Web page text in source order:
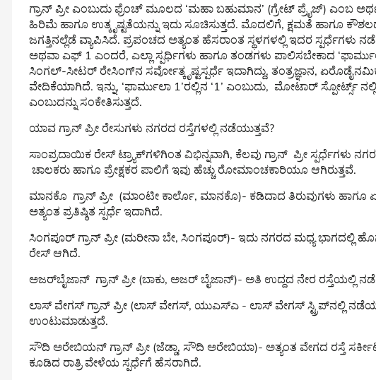
ಗ್ರಾನ್ ಪ್ರೀ ಎಂಬುದು ಫ್ರೆಂಚ್ ಮೂಲದ ‘ಮಹಾ ಬಹುಮಾನ’ (ಗ್ರೇಟ್ ಪ್ರೈಜ್) ಎಂಬ ಅರ್ಥ
ಹಿರಿಮೆ ಹಾಗೂ ಉತ್ಕೃಷ್ಟತೆಯನ್ನು ಇದು ಸೂಚಿಸುತ್ತದೆ. ಮೊದಲಿಗೆ, ಕ್ಷಮತೆ ಹಾಗೂ
ಜಗತ್ತಿನಲ್ಲೆಡೆ ವ್ಯಾಪಿಸಿದೆ. ಪ್ರಪಂಚದ ಅತ್ಯಂತ ಹೆಸರಾಂತ ಸ್ಥಳಗಳಲ್ಲಿ ಇದರ ಸ್ಪರ್ಧೆಗಳು
ಅಥವಾ ಎಫ್ 1 ಎಂದರೆ, ಎಲ್ಲಾ ಸ್ಪರ್ಧಿಗಳು ಹಾಗೂ ತಂಡಗಳು ಪಾಲಿಸಬೇಕಾದ
ಸಿಂಗಲ್-ಸೀಟರ್ ರೇಸಿಂಗ್‌ನ ಸರ್ವೋತ್ಕೃಷ್ಟಸ್ಪರ್ಧೆ ಇದಾಗಿದ್ದು, ತಂತ್ರಜ್ಞಾನ,
ವೇದಿಕೆಯಾಗಿದೆ. ಇನ್ನು, ‘ಫಾರ್ಮುಲಾ 1’ರಲ್ಲಿನ ‘1’ ಎಂಬುದು, ಮೋಟಾರ್ ಸ್ಪೋರ್ಟ್ಸ್
ಎಂಬುದನ್ನು ಸಂಕೇತಿಸುತ್ತದೆ.
ಯಾವ ಗ್ರಾನ್ ಪ್ರೀ ರೇಸುಗಳು ನಗರದ ರಸ್ತೆಗಳಲ್ಲಿ ನಡೆಯುತ್ತವೆ?
ಸಾಂಪ್ರದಾಯಿಕ ರೇಸ್ ಟ್ರ್ಯಾಕ್‌ಗಳಿಗಿಂತ ವಿಭಿನ್ನವಾಗಿ, ಕೆಲವು ಗ್ರಾನ್ ಪ್ರೀ ಸ್ಪರ್ಧೆಗಳು
ಚಾಲಕರು ಹಾಗೂ ಪ್ರೇಕ್ಷಕರ ಪಾಲಿಗೆ ಇವು ಹೆಚ್ಚು ರೋಮಾಂಚಕಾರಿಯೂ ಆಗಿರುತ್ತವೆ.
ಮಾನಕೊ ಗ್ರಾನ್ ಪ್ರೀ (ಮಾಂಟೀ ಕಾರ್ಲೊ, ಮಾನಕೊ)- ಕಡಿದಾದ ತಿರುವುಗಳು
ಅತ್ಯಂತ ಪ್ರತಿಷ್ಠಿತ ಸ್ಪರ್ಧೆ ಇದಾಗಿದೆ.
ಸಿಂಗಪೂರ್ ಗ್ರಾನ್ ಪ್ರೀ (ಮರೀನಾ ಬೇ, ಸಿಂಗಪೂರ್)- ಇದು ನಗರದ ಮಧ್ಯ ಭಾಗದಲ್ಲಿ
ರೇಸ್ ಆಗಿದೆ.
ಅಜರ್‌ಬೈಜಾನ್ ಗ್ರಾನ್ ಪ್ರೀ (ಬಾಕು, ಅಜರ್ ಬೈಜಾನ್)- ಅತಿ ಉದ್ದದ ನೇರ ರಸ್ತೆಯಲ್ಲಿ
ಲಾಸ್ ವೇಗಸ್ ಗ್ರಾನ್ ಪ್ರೀ (ಲಾಸ್ ವೇಗಸ್, ಯುಎಸ್ಎ - ಲಾಸ್ ವೇಗಸ್ ಸ್ಟ್ರಿಪ್‌ನಲ್ಲಿ
ಉಂಟುಮಾಡುತ್ತದೆ.
ಸೌದಿ ಅರೇಬಿಯನ್ ಗ್ರಾನ್ ಪ್ರೀ (ಜೆಡ್ಡಾ, ಸೌದಿ ಅರೇಬಿಯಾ)- ಅತ್ಯಂತ ವೇಗದ ರಸ್ತೆ
ಕೂಡಿದ ರಾತ್ರಿ ವೇಳೆಯ ಸ್ಪರ್ಧೆಗೆ ಹೆಸರಾಗಿದೆ.